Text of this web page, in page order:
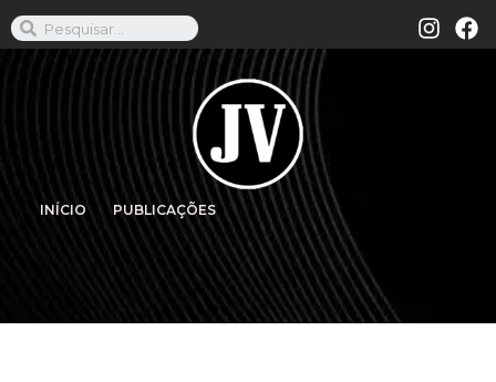
INÍCIO PUBLICAÇÕES